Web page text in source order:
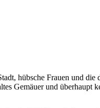
hübsche Frauen und
Gemäuer und